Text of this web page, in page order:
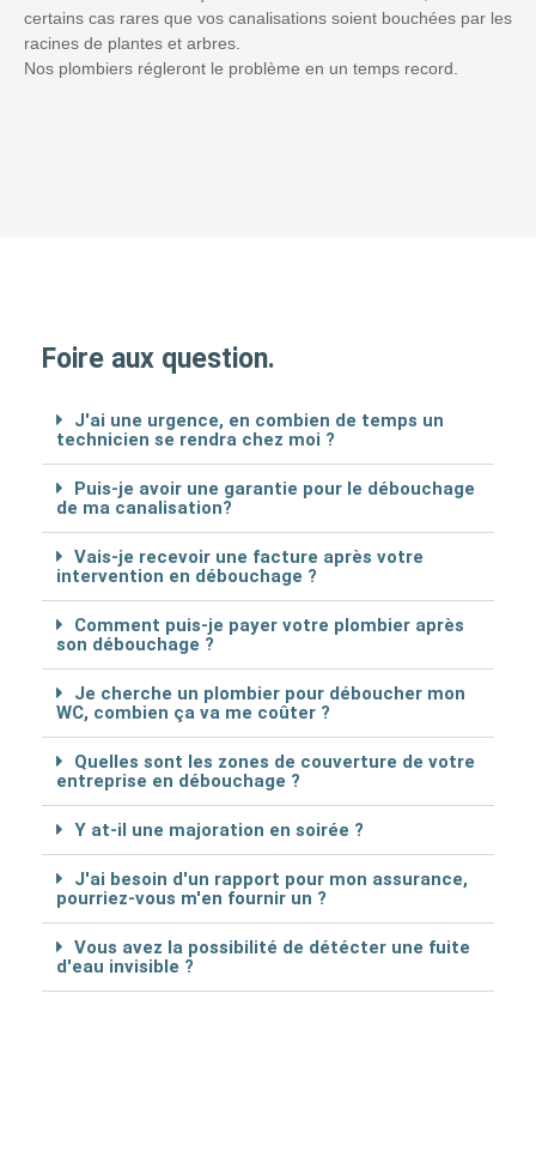
certains cas rares que vos canalisations soient bouchées par les
racines de plantes et arbres.
Nos plombiers régleront le problème en un temps record.
Foire aux question.
J'ai une urgence, en combien de temps un
technicien se rendra chez moi ?
Puis-je avoir une garantie pour le débouchage
de ma canalisation?
Vais-je recevoir une facture après votre
intervention en débouchage ?
Comment puis-je payer votre plombier après
son débouchage ?
Je cherche un plombier pour déboucher mon
WC, combien ça va me coûter ?
Quelles sont les zones de couverture de votre
entreprise en débouchage ?
Y at-il une majoration en soirée ?
J'ai besoin d'un rapport pour mon assurance,
pourriez-vous m'en fournir un ?
Vous avez la possibilité de détécter une fuite
d'eau invisible ?